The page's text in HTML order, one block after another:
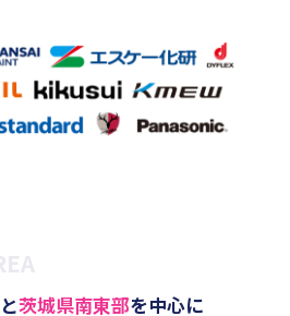
と茨城県南東部を中心に